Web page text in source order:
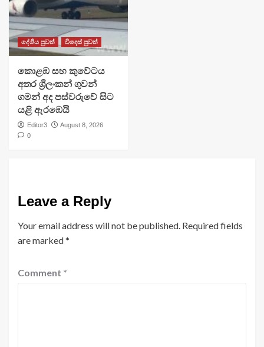
දේශීය පුවත් විදෙස් පුවත්
​කොළඹ සහ කුවේටය
අතර ශ්‍රීලංකන් ගුවන්
ගමන් අද පස්වරුවේ සිට
යළි ඇරඹෙයි
Editor3
August 8, 2026
0
Leave a Reply
Your email address will not be published. Required fields
are marked*
Comment *